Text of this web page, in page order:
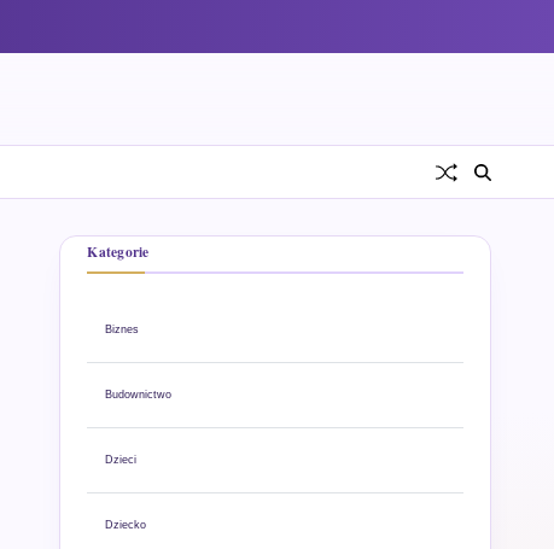
Kategorie
Biznes
Budownictwo
Dzieci
Dziecko